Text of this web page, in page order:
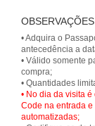
OBSERVAÇÕES
• Adquira o
antecedência a
• Válido somente
compra;
• No dia da visita
Code na entrada
automatizadas;